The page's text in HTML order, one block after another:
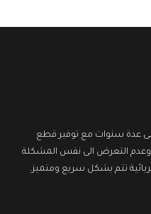
عدة سنوات مع توفير قطع
وعدم التعرض الى نفس المشكلة
تتم بشكل سريع ومتميز.